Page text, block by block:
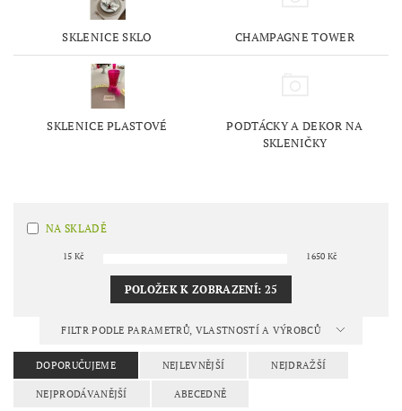
SKLENICE SKLO CHAMPAGNE TOWER
SKLENICE PLASTOVÉ
PODTÁCKY A DEKOR NA
SKLENIČKY
NA SKLADĚ
15 Kč 1650 Kč
POLOŽEK K ZOBRAZENÍ: 25
FILTR PODLE PARAMETRŮ, VLASTNOSTÍ A VÝROBCŮ
DOPORUČUJEME NEJLEVNĚJŠÍ NEJDRAŽŠÍ
NEJPRODÁVANĚJŠÍ ABECEDNĚ